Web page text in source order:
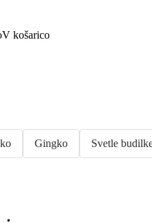
V košarico
Gingko Svetle